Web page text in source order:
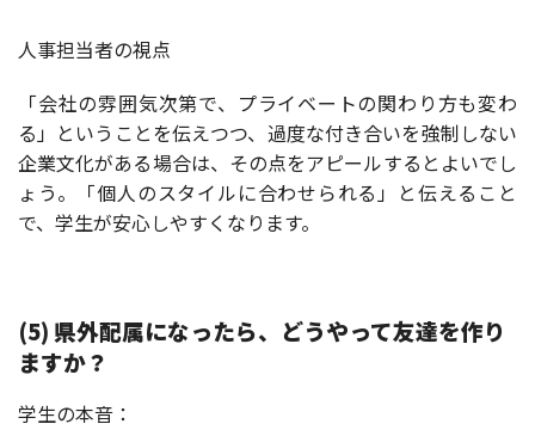
人事担当者の視点
「会社の雰囲気次第で、プライベートの関わり方も変わ
る」ということを伝えつつ、過度な付き合いを強制しない
企業文化がある場合は、その点をアピールするとよいでし
ょう。「個人のスタイルに合わせられる」と伝えること
で、学生が安心しやすくなります。
(5) 県外配属になったら、どうやって友達を作り
ますか？
学生の本音：